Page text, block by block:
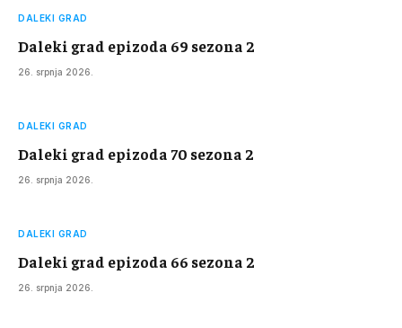
DALEKI GRAD
Daleki grad epizoda 69 sezona 2
26. srpnja 2026.
DALEKI GRAD
Daleki grad epizoda 70 sezona 2
26. srpnja 2026.
DALEKI GRAD
Daleki grad epizoda 66 sezona 2
26. srpnja 2026.